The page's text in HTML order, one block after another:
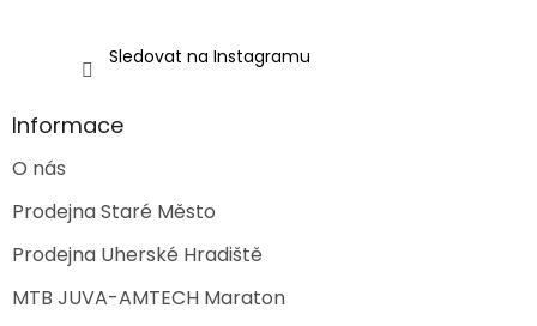
Sledovat na Instagramu
Informace
O nás
Prodejna Staré Město
Prodejna Uherské Hradiště
MTB JUVA-AMTECH Maraton